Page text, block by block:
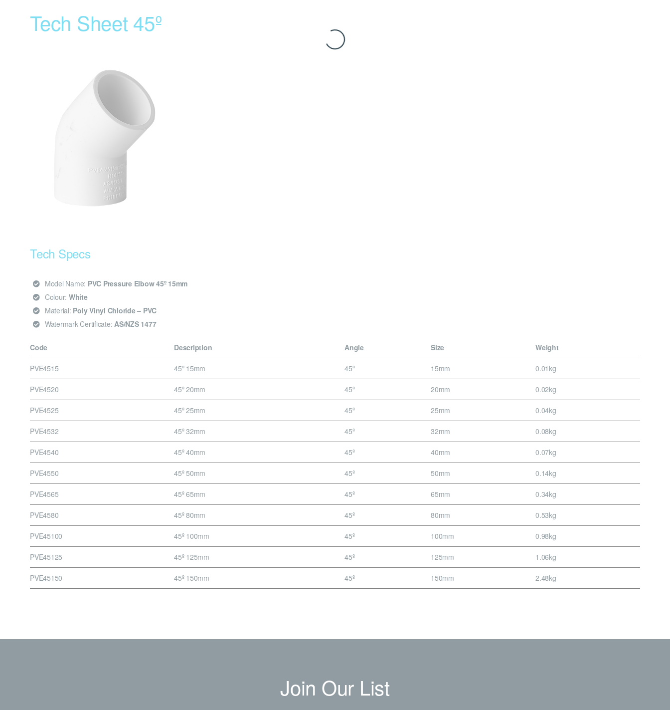
Tech Sheet 45º
Tech Specs
Model Name: PVC Pressure Elbow 45º 15mm
Colour: White
Material: Poly Vinyl Chloride – PVC
Watermark Certificate: AS/NZS 1477
Code Description Angle Size Weight
PVE4515 45º 15mm 45º 15mm 0.01kg
PVE4520 45º 20mm 45º 20mm 0.02kg
PVE4525 45º 25mm 45º 25mm 0.04kg
PVE4532 45º 32mm 45º 32mm 0.08kg
PVE4540 45º 40mm 45º 40mm 0.07kg
PVE4550 45º 50mm 45º 50mm 0.14kg
PVE4565 45º 65mm 45º 65mm 0.34kg
PVE4580 45º 80mm 45º 80mm 0.53kg
PVE45100 45º 100mm 45º 100mm 0.98kg
PVE45125 45º 125mm 45º 125mm 1.06kg
PVE45150 45º 150mm 45º 150mm 2.48kg
Join Our List